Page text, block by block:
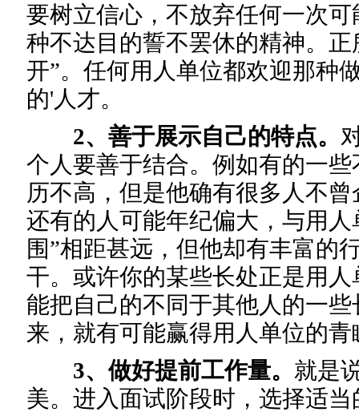
要树立信心，不放弃任何一次
种不达目的誓不罢休的精神。
开”。任何用人单位都欢迎那种
的'人才。
2、善于展示自己的特点。
个人要善于结合。例如有的一
历不高，但是他确有很多人不
还有的人可能年纪偏大，与用
围”相距甚远，但他却有丰富的
干。或许你的某些长处正是用
能把自己的不同于其他人的一
来，就有可能赢得用人单位的青
3、做好提前工作量。 就是
美。进入面试阶段时，选择适